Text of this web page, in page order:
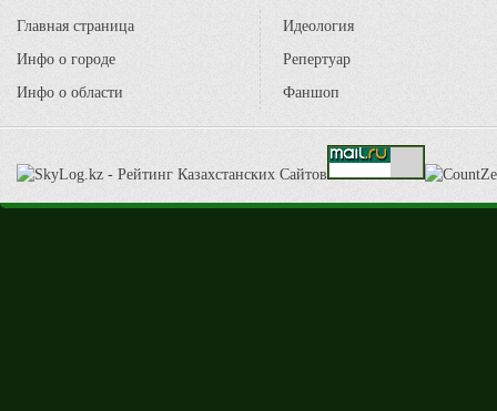
Главная страница
Инфо о городе
Инфо о области
Идеология
Репертуар
Фаншоп